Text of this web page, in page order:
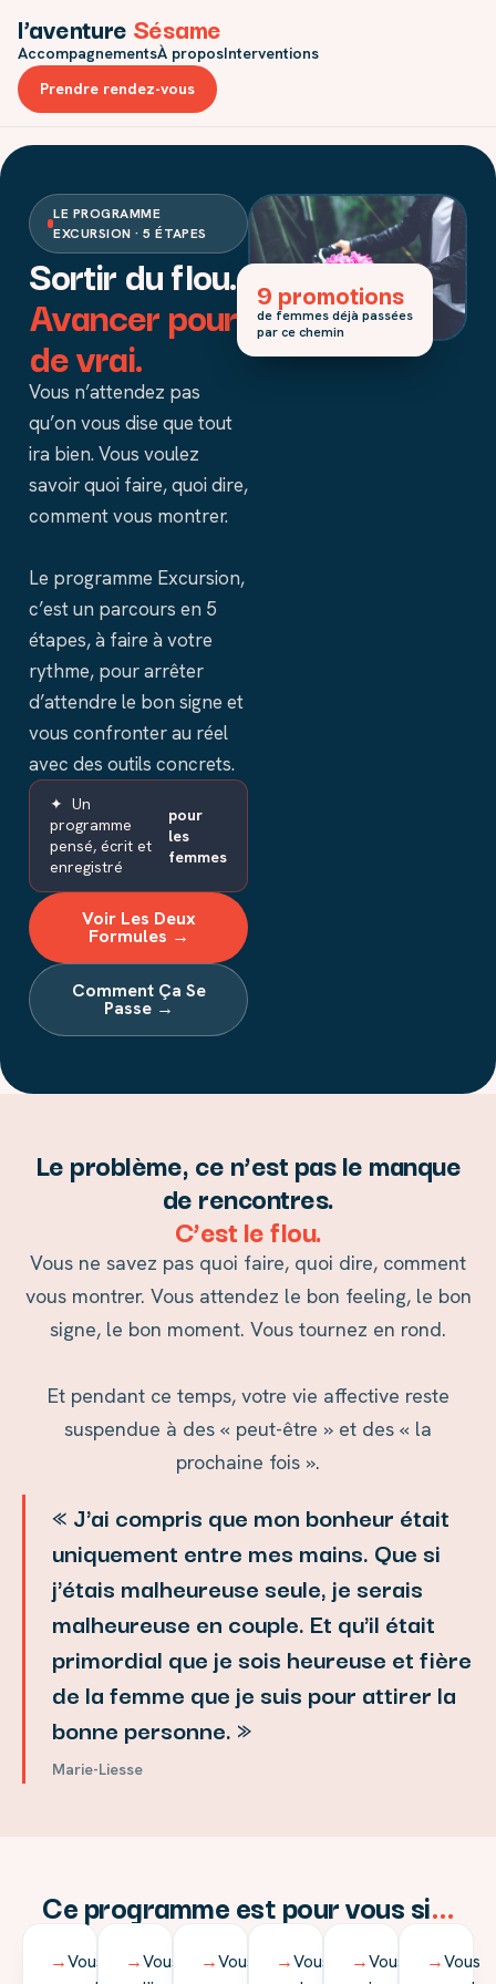
l’aventureSésame
AccompagnementsÀ proposInterventions
Prendre rendez-vous
LE PROGRAMME
EXCURSION · 5 ÉTAPES
Sortir du flou.
Avancer pour
de vrai.
Vous n’attendez pas
qu’on vous dise que tout
ira bien. Vous voulez
savoir quoi faire, quoi dire,
comment vous montrer.
Le programme Excursion,
c’est un parcours en 5
étapes, à faire à votre
rythme, pour arrêter
d’attendre le bon signe et
vous confronter au réel
avec des outils concrets.
✦ Un
programme
pensé, écrit et
enregistré
pour
les
femmes
Voir Les Deux
Formules →
Comment Ça Se
Passe →
9 promotions
de femmes déjà passées
par ce chemin
Le problème, ce n’est pas le manque
de rencontres.
C’est le flou.
Vous ne savez pas quoi faire, quoi dire, comment
vous montrer. Vous attendez le bon feeling, le bon
signe, le bon moment. Vous tournez en rond.
Et pendant ce temps, votre vie affective reste
suspendue à des « peut-être » et des « la
prochaine fois ».
« J'ai compris que mon bonheur était
uniquement entre mes mains. Que si
j'étais malheureuse seule, je serais
malheureuse en couple. Et qu'il était
primordial que je sois heureuse et fière
de la femme que je suis pour attirer la
bonne personne. »
Marie-Liesse
Ce programme est pour vous si…
→Vous
→Vous avez
→Vous
→Vous avez
→Vous n'avez
→Vous